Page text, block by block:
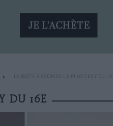
LA BOÎTE À COOKIES LA PLUS SEXY DU 16E
DU 16E